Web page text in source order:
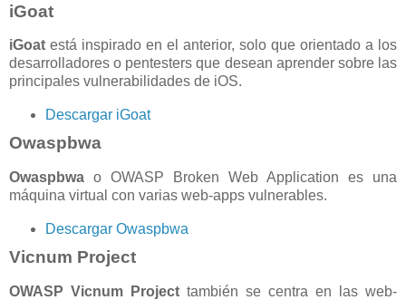
iGoat
iGoat está inspirado en el anterior, solo que orientado a los
desarrolladores o pentesters que desean aprender sobre las
principales vulnerabilidades de iOS.
Descargar iGoat
Owaspbwa
Owaspbwa o OWASP Broken Web Application es una
máquina virtual con varias web-apps vulnerables.
Descargar Owaspbwa
Vicnum Project
OWASP Vicnum Project también se centra en las web-